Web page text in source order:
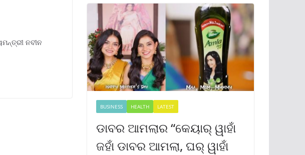
ନବୀନ
BUSINESS HEALTH LATEST
ଡାବର ଆମଲାର “କେୟାର୍ ୱାହାଁ
ଜହାଁ ଡାବର ଆମଲା, ଘର୍ ୱାହାଁ